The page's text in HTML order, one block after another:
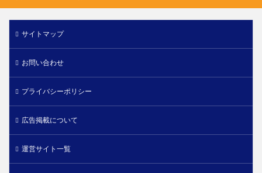
サイトマップ
お問い合わせ
プライバシーポリシー
広告掲載について
運営サイト一覧